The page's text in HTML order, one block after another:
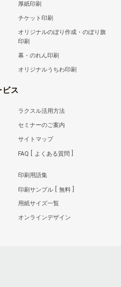
厚紙印刷
チケット印刷
オリジナルのぼり作成・のぼり旗
印刷
幕・のれん印刷
オリジナルうちわ印刷
ビス
ラクスル活用方法
セミナーのご案内
サイトマップ
FAQ よくある質問
印刷用語集
印刷サンプル 無料
用紙サイズ一覧
オンラインデザイン